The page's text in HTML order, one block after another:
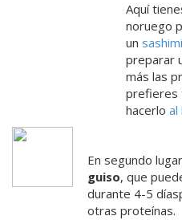
Aquí
noruego
un sashimi
preparar
más las
prefieres
hacerlo al
En segundo
guiso, que
durante 4-5
otras proteínas.